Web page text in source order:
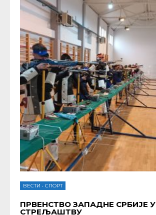
ВЕСТИ • СПОРТ
ПРВЕНСТВО ЗАПАДНЕ СРБИЈЕ У
СТРЕЉАШТВУ